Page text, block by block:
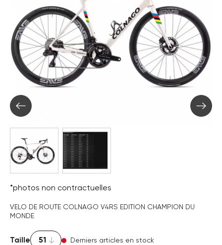
*photos non contractuelles
VELO DE ROUTE COLNAGO V4RS EDITION CHAMPION DU
MONDE
Taille Derniers articles en stock